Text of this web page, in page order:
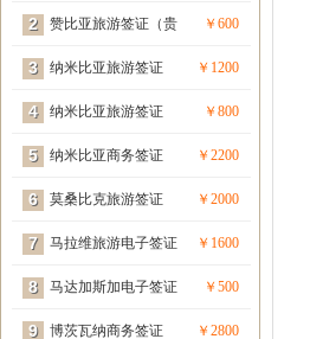
赞比亚旅游签证（贵
宾签）
￥600
2
纳米比亚旅游签证
（贵宾签）
￥1200
3
纳米比亚旅游签证 ￥800
4
纳米比亚商务签证
（贵宾签）
￥2200
5
莫桑比克旅游签证
（贵宾签）
￥2000
6
马拉维旅游电子签证
（贵宾签）
￥1600
7
马达加斯加电子签证
（贵宾签）
￥500
8
博茨瓦纳商务签证 ￥2800
9